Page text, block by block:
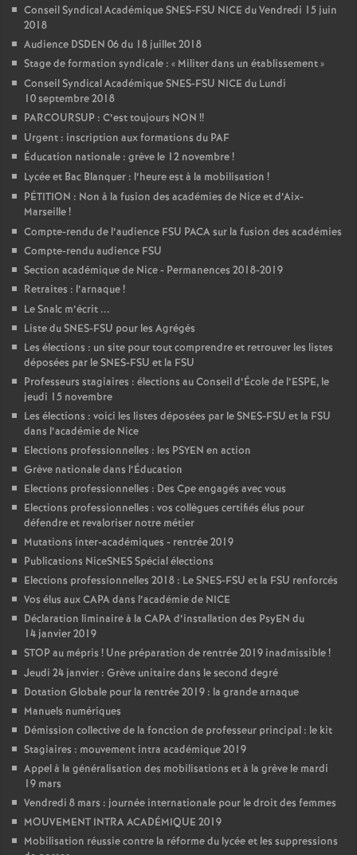
Conseil Syndical Académique SNES-FSU NICE du Vendredi 15 juin
2018
Audience DSDEN 06 du 18 juillet 2018
Stage de formation syndicale : « Militer dans un établissement»
Conseil Syndical Académique SNES-FSU NICE du Lundi
10 septembre 2018
PARCOURSUP : C’est toujours NON !!
Urgent : inscription aux formations du PAF
Éducation nationale : grève le 12 novembre!
Lycée et Bac Blanquer : l’heure est à la mobilisation !
PÉTITION : Non à la fusion des académies de Nice et d’Aix-
Marseille!
Compte-rendu de l’audience FSU PACA sur la fusion des académies
Compte-rendu audience FSU
Section académique de Nice - Permanences 2018-2019
Retraites : l’arnaque!
Le Snalc m’écrit ...
Liste du SNES-FSU pour les Agrégés
Les élections : un site pour tout comprendre et retrouver les listes
déposées par le SNES-FSU et la FSU
Professeurs stagiaires : élections au Conseil d’École de l’ESPE, le
jeudi 15 novembre
Les élections : voici les listes déposées par le SNES-FSU et la FSU
dans l’académie de Nice
Elections professionnelles : les PSYEN en action
Grève nationale dans l’Éducation
Elections professionnelles : Des Cpe engagés avec vous
Elections professionnelles : vos collègues certifiés élus pour
défendre et revaloriser notre métier
Mutations inter-académiques - rentrée 2019
Publications NiceSNES Spécial élections
Elections professionnelles 2018 : Le SNES-FSU et la FSU renforcés
Vos élus aux CAPA dans l’académie de NICE
Déclaration liminaire à la CAPA d’installation des PsyEN du
14 janvier 2019
STOP au mépris ! Une préparation de rentrée 2019 inadmissible!
Jeudi 24 janvier : Grève unitaire dans le second degré
Dotation Globale pour la rentrée 2019 : la grande arnaque
Manuels numériques
Démission collective de la fonction de professeur principal : le kit
Stagiaires : mouvement intra académique 2019
Appel à la généralisation des mobilisations et à la grève le mardi
19 mars
Vendredi 8 mars : journée internationale pour le droit des femmes
MOUVEMENT INTRA ACADÉMIQUE 2019
Mobilisation réussie contre la réforme du lycée et les suppressions